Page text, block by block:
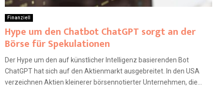
Finanziell
Hype um den Chatbot ChatGPT sorgt an der
Börse für Spekulationen
Der Hype um den auf künstlicher Intelligenz basierenden Bot
ChatGPT hat sich auf den Aktienmarkt ausgebreitet. In den USA
verzeichnen Aktien kleinerer börsennotierter Unternehmen, die...